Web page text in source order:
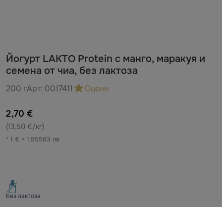
Йогурт LAKTO Protein с манго, маракуя и
семена от чиа, без лактоза
200 гАрт: 0017411 Оцени
2,70 €
(13,50 €/кг)
* 1 € = 1,95583 лв
Без лактоза